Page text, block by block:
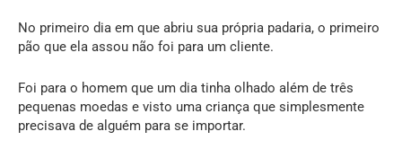
No primeiro dia em que abriu sua própria padaria, o primeiro
pão que ela assou não foi para um cliente.
Foi para o homem que um dia tinha olhado além de três
pequenas moedas e visto uma criança que simplesmente
precisava de alguém para se importar.